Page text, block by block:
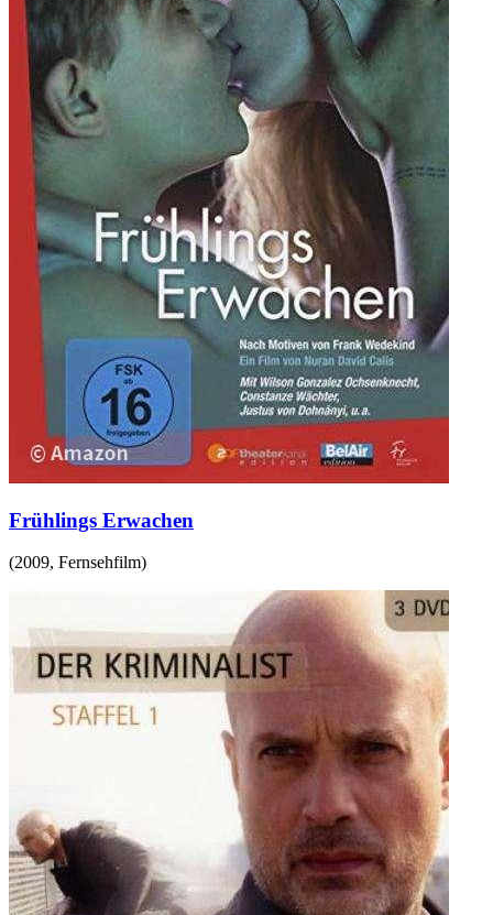
Frühlings Erwachen
(2009, Fernsehfilm)